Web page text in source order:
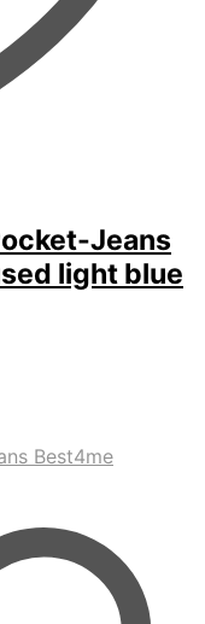
Jeans
light blue